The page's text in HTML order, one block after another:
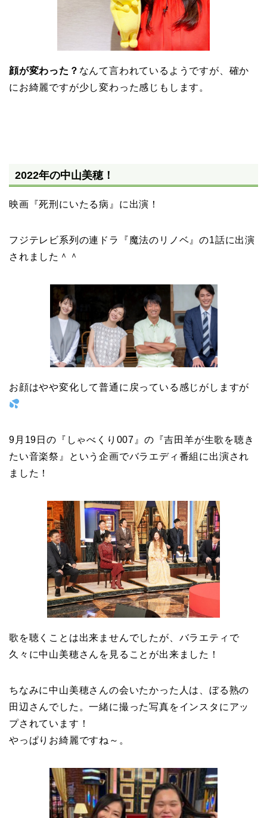
顔が変わった？ なんて言われているようですが、確か
にお綺麗ですが少し変わった感じもします。
2022年の中山美穂！
映画『死刑にいたる病』に出演！
フジテレビ系列の連ドラ『魔法のリノベ』の1話に出演
されました＾＾
お顔はやや変化して普通に戻っている感じがしますが
9月19日の『しゃべくり007』の『吉田羊が生歌を聴き
たい音楽祭』という企画でバラエディ番組に出演され
ました！
歌を聴くことは出来ませんでしたが、バラエティで
久々に中山美穂さんを見ることが出来ました！
ちなみに中山美穂さんの会いたかった人は、ぼる熟の
田辺さんでした。一緒に撮った写真をインスタにアッ
プされています！
やっぱりお綺麗ですね～。